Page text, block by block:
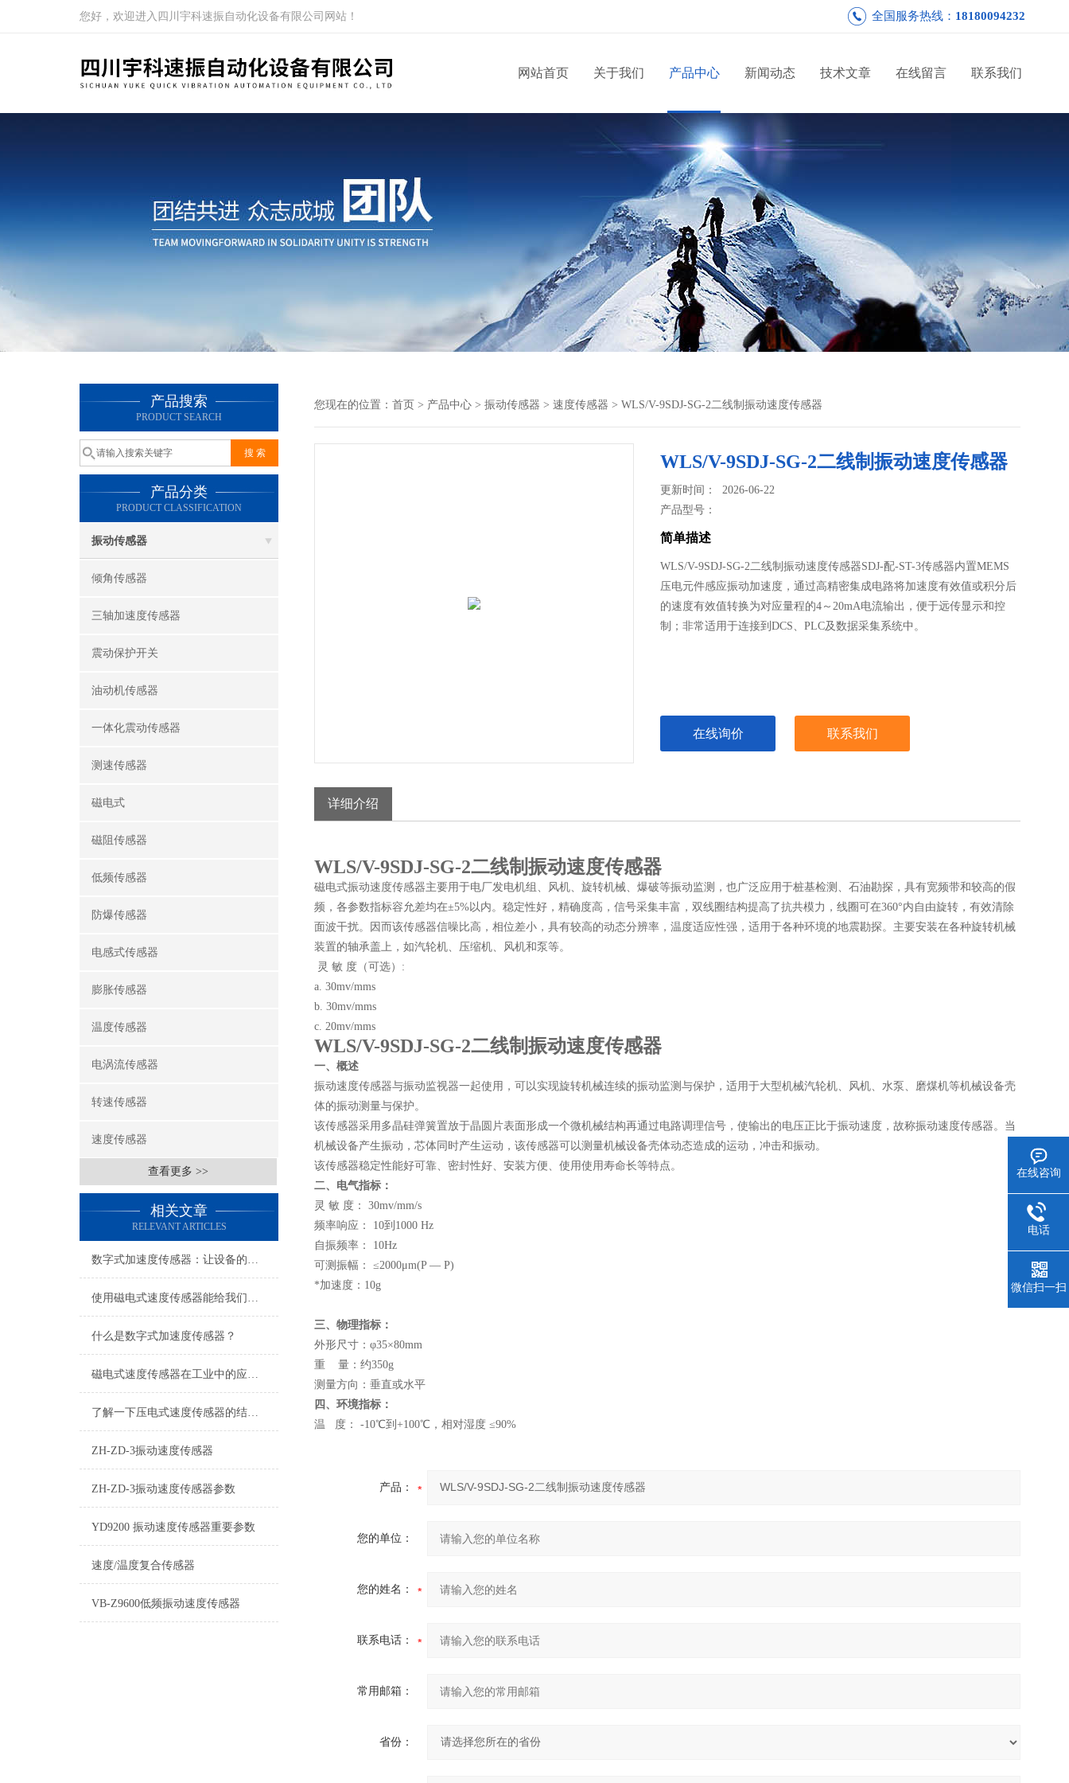
您好，欢迎进入四川宇科速振自动化设备有限公司网站！ 全国服务热线： 18180094232
网站首页 关于我们 产品中心 新闻动态 技术文章 在线留言 联系我们
产品搜索
PRODUCT SEARCH
产品分类
PRODUCT CLASSIFICATION
振动传感器
倾角传感器
三轴加速度传感器
震动保护开关
油动机传感器
一体化震动传感器
测速传感器
磁电式
磁阻传感器
低频传感器
防爆传感器
电感式传感器
膨胀传感器
温度传感器
电涡流传感器
转速传感器
速度传感器
查看更多 >>
相关文章
RELEVANT ARTICLES
数字式加速度传感器：让设备的每一次颤动都有迹可循
使用磁电式速度传感器能给我们带来哪些好处？
什么是数字式加速度传感器？
磁电式速度传感器在工业中的应用与价值
了解一下压电式速度传感器的结构组成吧
ZH-ZD-3振动速度传感器
ZH-ZD-3振动速度传感器参数
YD9200 振动速度传感器重要参数
速度/温度复合传感器
VB-Z9600低频振动速度传感器
您现在的位置： 首页 > 产品中心 > 振动传感器 > 速度传感器 > WLS/V-9SDJ-SG-2二线制振动速度传感器
WLS/V-9SDJ-SG-2二线制振动速度传感器
更新时间： 2026-06-22
产品型号：
简单描述
WLS/V-9SDJ-SG-2二线制振动速度传感器SDJ-配-ST-3传感器内置MEMS
压电元件感应振动加速度，通过高精密集成电路将加速度有效值或积分后
的速度有效值转换为对应量程的4～20mA电流输出，便于远传显示和控
制；非常适用于连接到DCS、PLC及数据采集系统中。
在线询价 联系我们
详细介绍
WLS/V-9SDJ-SG-2二线制振动速度传感器
磁电式振动速度传感器主要用于电厂发电机组、风机、旋转机械、爆破等振动监测，也广泛应用于桩基检测、石油勘探，具有宽频带和较高的假
频，各参数指标容允差均在±5%以内。稳定性好，精确度高，信号采集丰富，双线圈结构提高了抗共模力，线圈可在360°内自由旋转，有效清除
面波干扰。因而该传感器信噪比高，相位差小，具有较高的动态分辨率，温度适应性强，适用于各种环境的地震勘探。主要安装在各种旋转机械
装置的轴承盖上，如汽轮机、压缩机、风机和泵等。
灵 敏 度（可选）:
a. 30mv/mms
b. 30mv/mms
c. 20mv/mms
WLS/V-9SDJ-SG-2二线制振动速度传感器
一、概述
振动速度传感器与振动监视器一起使用，可以实现旋转机械连续的振动监测与保护，适用于大型机械汽轮机、风机、水泵、磨煤机等机械设备壳
体的振动测量与保护。
该传感器采用多晶硅弹簧置放于晶圆片表面形成一个微机械结构再通过电路调理信号，使输出的电压正比于振动速度，故称振动速度传感器。当
机械设备产生振动，芯体同时产生运动，该传感器可以测量机械设备壳体动态造成的运动，冲击和振动。
该传感器稳定性能好可靠、密封性好、安装方便、使用使用寿命长等特点。
二、电气指标：
灵 敏 度： 30mv/mm/s
频率响应： 10到1000 Hz
自振频率： 10Hz
可测振幅： ≤2000μm(P — P)
*加速度：10g
三、物理指标：
外形尺寸：φ35×80mm
重 量：约350g
测量方向：垂直或水平
四、环境指标：
温 度： -10℃到+100℃，相对湿度 ≤90%
产品：
您的单位：
您的姓名：
联系电话：
常用邮箱：
省份：
在线咨询
电话
微信扫一扫